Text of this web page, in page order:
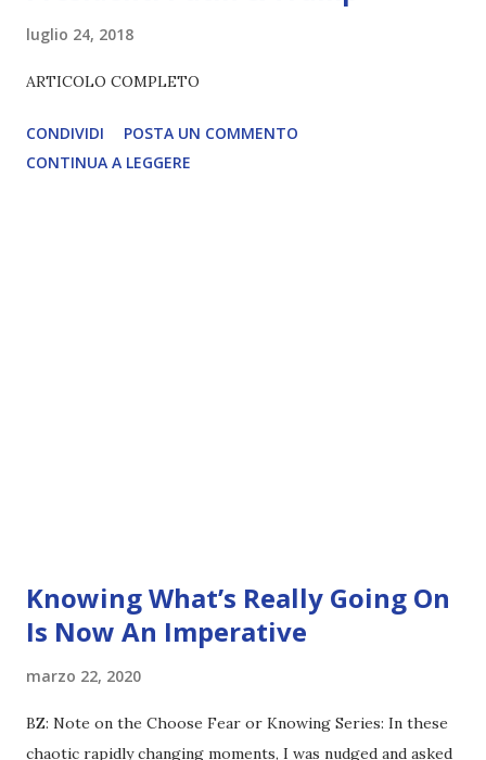
luglio 24, 2018
ARTICOLO COMPLETO
CONDIVIDI
POSTA UN COMMENTO
CONTINUA A LEGGERE
Knowing What’s Really Going On
Is Now An Imperative
marzo 22, 2020
BZ: Note on the Choose Fear or Knowing Series: In these
chaotic rapidly changing moments, I was nudged and asked